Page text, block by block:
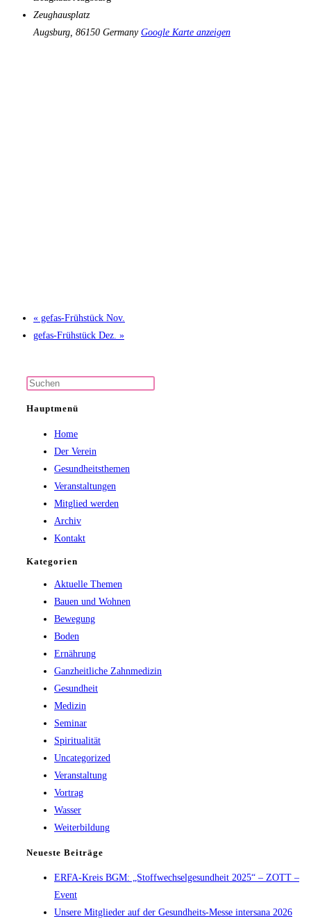
Zeughausplatz
Augsburg, 86150 Germany Google Karte anzeigen
« gefas-Frühstück Nov.
gefas-Frühstück Dez. »
Hauptmenü
Home
Der Verein
Gesundheitsthemen
Veranstaltungen
Mitglied werden
Archiv
Kontakt
Kategorien
Aktuelle Themen
Bauen und Wohnen
Bewegung
Boden
Ernährung
Ganzheitliche Zahnmedizin
Gesundheit
Medizin
Seminar
Spiritualität
Uncategorized
Veranstaltung
Vortrag
Wasser
Weiterbildung
Neueste Beiträge
ERFA-Kreis BGM: „Stoffwechselgesundheit 2025“ – ZOTT –
Event
Unsere Mitglieder auf der Gesundheits-Messe intersana 2026